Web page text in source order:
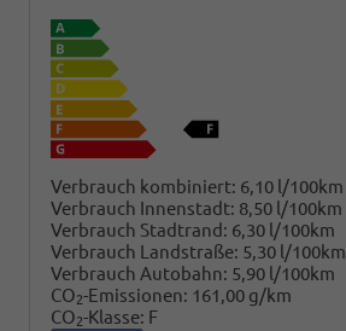
Verbrauch kombiniert: 6,10 l/100km
Verbrauch Innenstadt: 8,50 l/100km
Verbrauch Stadtrand: 6,30 l/100km
Verbrauch Landstraße: 5,30 l/100km
Verbrauch Autobahn: 5,90 l/100km
CO2-Emissionen: 161,00 g/km
CO2-Klasse: F